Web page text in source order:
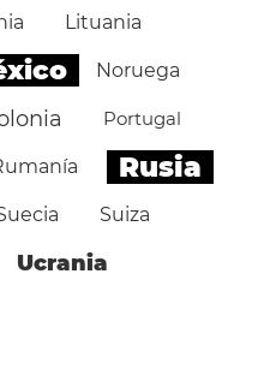
Lituania
Noruega
Portugal
Rusia
Suiza
Ucrania